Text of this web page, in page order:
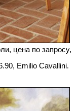
цена по запросу,
Emilio Cavallini.